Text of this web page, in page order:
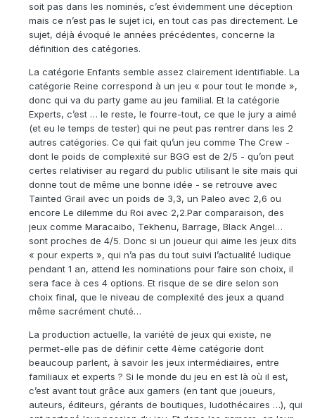
soit pas dans les nominés, c’est évidemment une déception
mais ce n’est pas le sujet ici, en tout cas pas directement. Le
sujet, déjà évoqué le années précédentes, concerne la
définition des catégories.
La catégorie Enfants semble assez clairement identifiable. La
catégorie Reine correspond à un jeu « pour tout le monde »,
donc qui va du party game au jeu familial. Et la catégorie
Experts, c’est … le reste, le fourre-tout, ce que le jury a aimé
(et eu le temps de tester) qui ne peut pas rentrer dans les 2
autres catégories. Ce qui fait qu’un jeu comme The Crew -
dont le poids de complexité sur BGG est de 2/5 - qu’on peut
certes relativiser au regard du public utilisant le site mais qui
donne tout de même une bonne idée - se retrouve avec
Tainted Grail avec un poids de 3,3, un Paleo avec 2,6 ou
encore Le dilemme du Roi avec 2,2.Par comparaison, des
jeux comme Maracaibo, Tekhenu, Barrage, Black Angel…
sont proches de 4/5. Donc si un joueur qui aime les jeux dits
« pour experts », qui n’a pas du tout suivi l’actualité ludique
pendant 1 an, attend les nominations pour faire son choix, il
sera face à ces 4 options. Et risque de se dire selon son
choix final, que le niveau de complexité des jeux a quand
même sacrément chuté…
La production actuelle, la variété de jeux qui existe, ne
permet-elle pas de définir cette 4ème catégorie dont
beaucoup parlent, à savoir les jeux intermédiaires, entre
familiaux et experts ? Si le monde du jeu en est là où il est,
c’est avant tout grâce aux gamers (en tant que joueurs,
auteurs, éditeurs, gérants de boutiques, ludothécaires …), qui